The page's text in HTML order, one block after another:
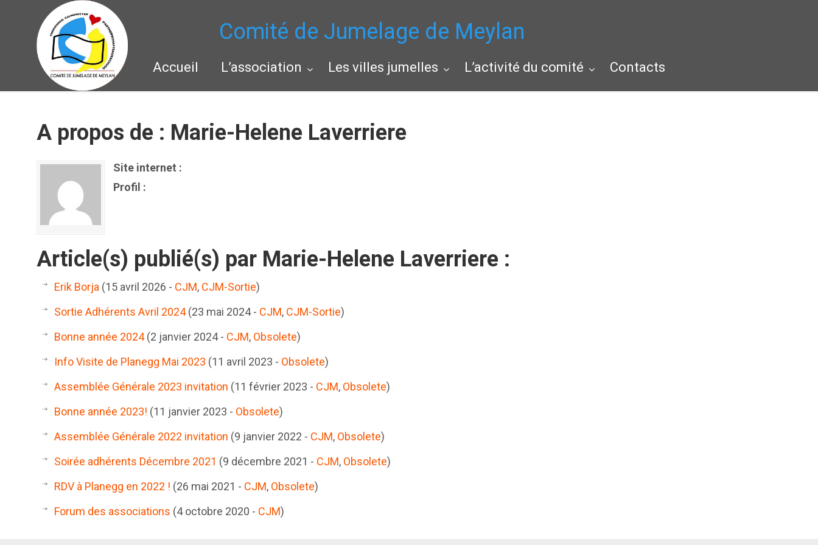
Comité de Jumelage de Meylan
Accueil L’association Les villes jumelles L’activité du comité Contacts
A propos de : Marie-Helene Laverriere
Site internet :
Profil :
Article(s) publié(s) par Marie-Helene Laverriere :
Erik Borja (15 avril 2026 - CJM, CJM-Sortie)
Sortie Adhérents Avril 2024(23 mai 2024 - CJM, CJM-Sortie)
Bonne année 2024(2 janvier 2024 - CJM, Obsolete)
Info Visite de Planegg Mai 2023 (11 avril 2023 - Obsolete)
Assemblée Générale 2023 invitation (11 février 2023 - CJM, Obsolete)
Bonne année 2023! (11 janvier 2023 - Obsolete)
Assemblée Générale 2022 invitation (9 janvier 2022 - CJM, Obsolete)
Soirée adhérents Décembre 2021 (9 décembre 2021 - CJM, Obsolete)
RDV à Planegg en 2022 ! (26 mai 2021 - CJM, Obsolete)
Forum des associations (4 octobre 2020 - CJM)